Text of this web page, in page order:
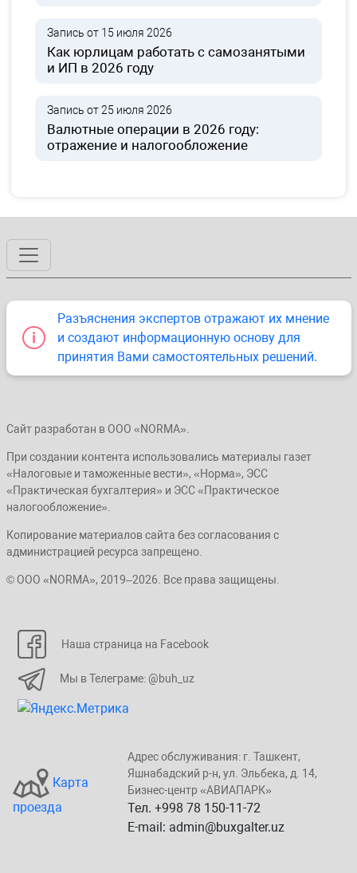
Запись от 15 июля 2026
Как юрлицам работать с самозанятыми
и ИП в 2026 году
Запись от 25 июля 2026
Валютные операции в 2026 году:
отражение и налогообложение
Разъяснения экспертов отражают их мнение
и создают информационную основу для
принятия Вами самостоятельных решений.
Сайт разработан в ООО «NORMA».
При создании контента использовались материалы газет
«Налоговые и таможенные вести», «Норма», ЭСС
«Практическая бухгалтерия» и ЭСС «Практическое
налогообложение».
Копирование материалов сайта без согласования с
администрацией ресурса запрещено.
© ООО «NORMA», 2019–2026. Все права защищены.
Наша страница на Facebook
Мы в Телеграме: @buh_uz
Карта
проезда
Адрес обслуживания: г. Taшкент,
Яшнaбaдский p-н, yл. Эльбeка, д. 14,
Бизнеc-центp «ABИАПAPК»
Тел. +998 78 150-11-72
E-mail: admin@buxgalter.uz